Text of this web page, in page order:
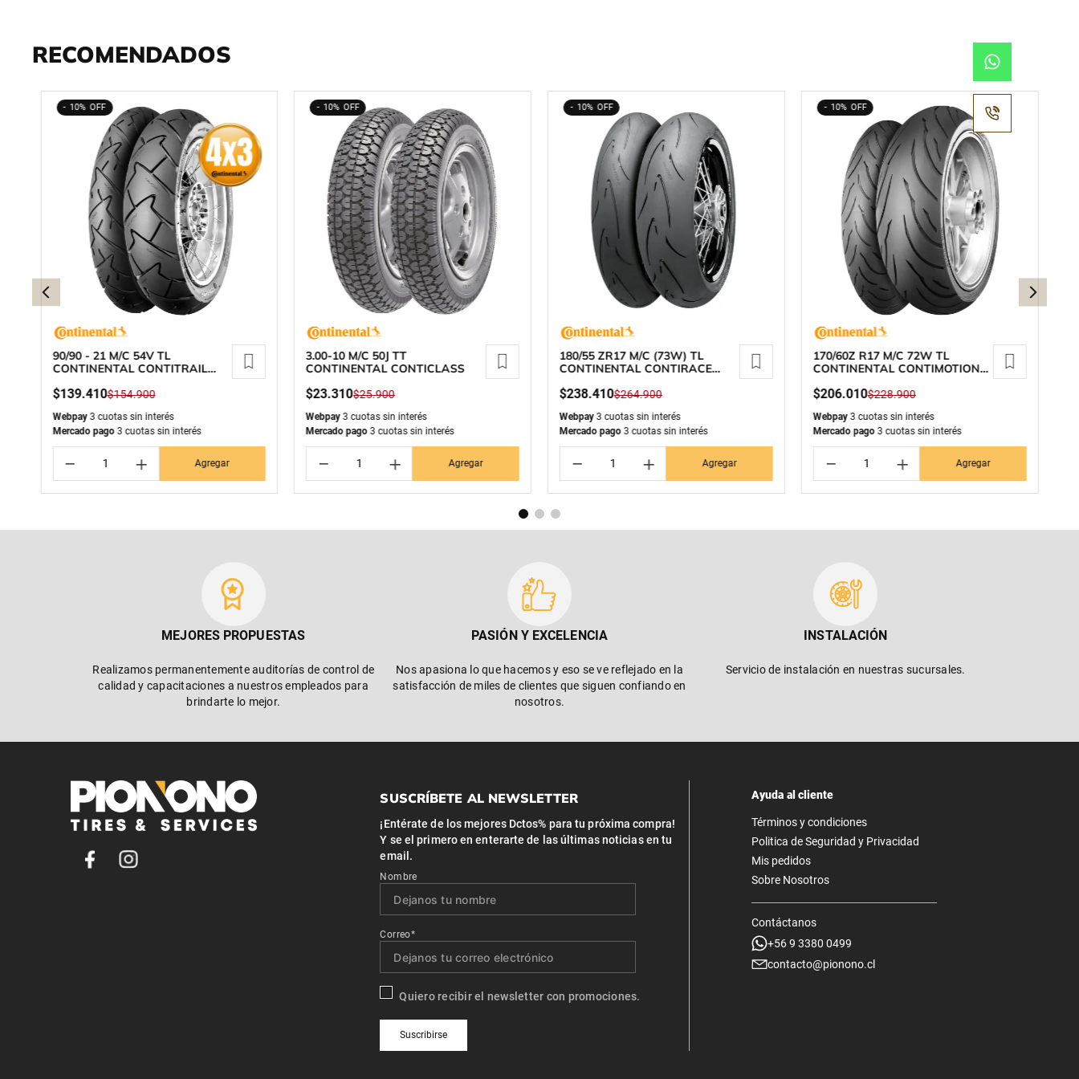
RECOMENDADOS
10%
90/90 - 21 M/C 54V TL
CONTINENTAL CONTITRAIL
$139.410$154.900
Webpay3 cuotas sin interés
Mercado pago3 cuotas sin interés
＋
－ Agregar
10%
3.00-10 M/C 50J TT
CONTINENTAL CONTICLASS
$23.310$25.900
Webpay 3 cuotas sin interés
Mercado pago 3 cuotas sin interés
＋
－ Agregar
10%
180/55 ZR17 M/C (73W) TL
CONTINENTAL CONTIRACE
$238.410$264.900
Webpay3 cuotas sin interés
Mercado pago3 cuotas sin interés
＋
－ Agregar
10%
170/60Z R17 M/C 72W TL
CONTINENTAL CONTIMOTION
$206.010$228.900
Webpay3 cuotas sin interés
Mercado pago3 cuotas sin interés
＋
－ Agregar
MEJORES PROPUESTAS
Realizamos permanentemente auditorías de control de
calidad y capacitaciones a nuestros empleados para
brindarte lo mejor.
PASIÓN Y EXCELENCIA
Nos apasiona lo que hacemos y eso se ve reflejado en la
satisfacción de miles de clientes que siguen confiando en
nosotros.
INSTALACIÓN
Servicio de instalación en nuestras sucursales.
SUSCRÍBETE AL NEWSLETTER
¡Entérate de los mejores Dctos% para tu próxima compra!
Y se el primero en enterarte de las últimas noticias en tu
email.
Nombre
Correo*
Quiero recibir el newsletter con promociones.
Suscribirse
Ayuda al cliente
Términos y condiciones
Politica de Seguridad y Privacidad
Mis pedidos
Sobre Nosotros
Contáctanos
+56 9 3380 0499
contacto@pionono.cl